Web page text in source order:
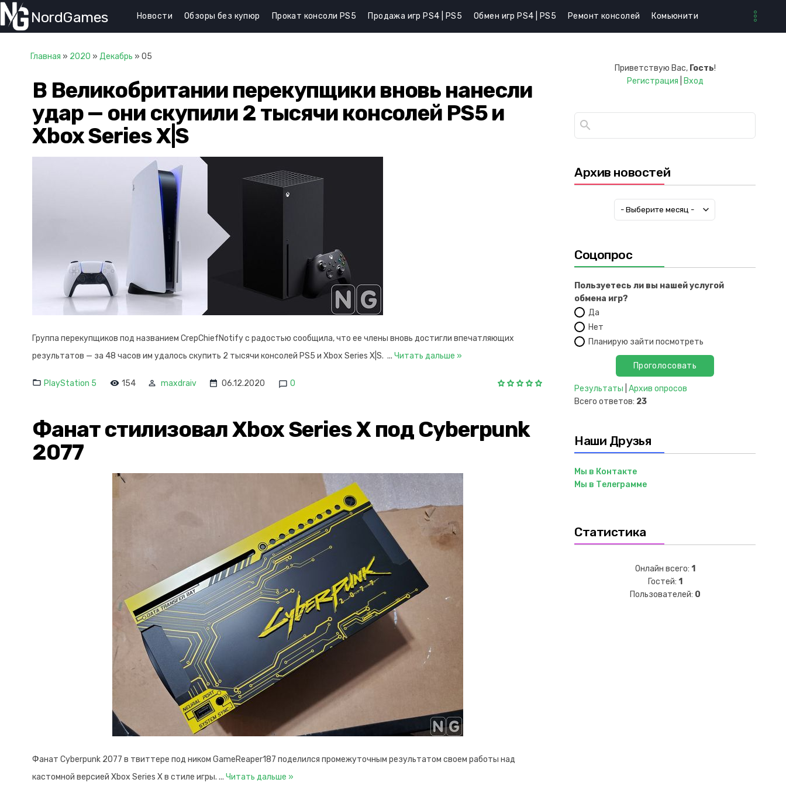
NordGames Новости Обзоры без купюр Прокат консоли PS5 Продажа игр PS4 | PS5 Обмен игр PS4 | PS5 Ремонт консолей Комьюнити
Главная » 2020 » Декабрь » 05
В Великобритании перекупщики вновь нанесли
удар — они скупили 2 тысячи консолей PS5 и
Xbox Series X|S
Группа перекупщиков под названием CrepChiefNotify с радостью сообщила, что ее члены вновь достигли впечатляющих
результатов — за 48 часов им удалось скупить 2 тысячи консолей PS5 и Xbox Series X|S. ... Читать дальше »
PlayStation 5 154 maxdraiv 06.12.2020 0
Фанат стилизовал Xbox Series X под Cyberpunk
2077
Фанат Cyberpunk 2077 в твиттере под ником GameReaper187 поделился промежуточным результатом своем работы над
кастомной версией Xbox Series X в стиле игры. ... Читать дальше »
Приветствую Вас, Гость!
Регистрация
Вход
Архив новостей
Соцопрос
Пользуетесь ли вы нашей услугой
обмена игр?
Да
Нет
Планирую зайти посмотреть
Результаты Архив опросов
Всего ответов: 23
Наши Друзья
Мы в Контакте
Мы в Телеграмме
Статистика
Онлайн всего: 1
Гостей: 1
Пользователей: 0